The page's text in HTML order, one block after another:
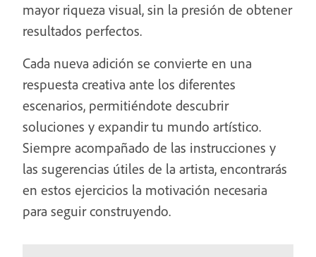
mayor riqueza visual, sin la presión de obtener
resultados perfectos.
Cada nueva adición se convierte en una
respuesta creativa ante los diferentes
escenarios, permitiéndote descubrir
soluciones y expandir tu mundo artístico.
Siempre acompañado de las instrucciones y
las sugerencias útiles de la artista, encontrarás
en estos ejercicios la motivación necesaria
para seguir construyendo.